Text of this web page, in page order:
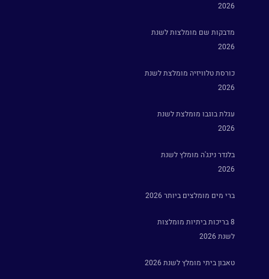
2026
מדבקות שם מומלצות לשנת
2026
כורסת טלוויזיה מומלצת לשנת
2026
עגלת בוגבו מומלצת לשנת
2026
בלנדר נינג'ה מומלץ לשנת
2026
ברי מים מומלצים ביותר 2026
8 בריכות ביתיות מומלצות
לשנת 2026
טאבון ביתי מומלץ לשנת 2026